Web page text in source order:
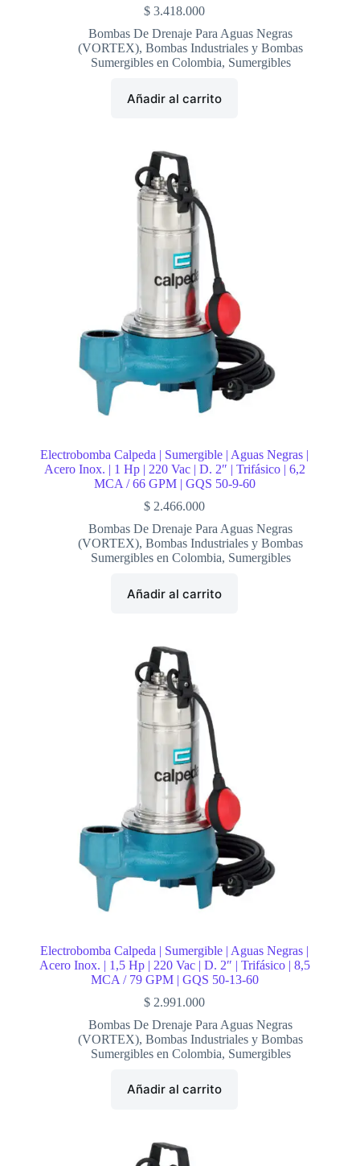
$ 3.418.000
Bombas De Drenaje Para Aguas Negras
(VORTEX),Bombas Industriales y Bombas
Sumergibles en Colombia, Sumergibles
Añadir al carrito
Electrobomba Calpeda | Sumergible | Aguas Negras |
Acero Inox. | 1 Hp | 220 Vac | D. 2″ | Trifásico | 6,2
MCA / 66 GPM | GQS 50-9-60
$ 2.466.000
Bombas De Drenaje Para Aguas Negras
(VORTEX),Bombas Industriales y Bombas
Sumergibles en Colombia, Sumergibles
Añadir al carrito
Electrobomba Calpeda | Sumergible | Aguas Negras |
Acero Inox. | 1,5 Hp | 220 Vac | D. 2″ | Trifásico | 8,5
MCA / 79 GPM | GQS 50-13-60
$ 2.991.000
Bombas De Drenaje Para Aguas Negras
(VORTEX),Bombas Industriales y Bombas
Sumergibles en Colombia, Sumergibles
Añadir al carrito